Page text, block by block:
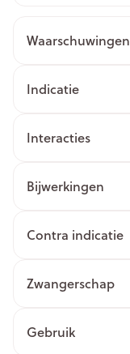
Waarschuwingen
Indicatie
Interacties
Bijwerkingen
Contra indicatie
Zwangerschap
Gebruik